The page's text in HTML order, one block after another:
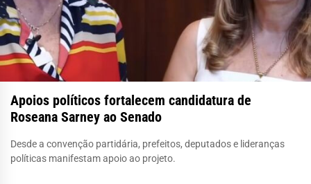
Apoios políticos fortalecem candidatura de
Roseana Sarney ao Senado
Desde a convenção partidária, prefeitos, deputados e lideranças
políticas manifestam apoio ao projeto.